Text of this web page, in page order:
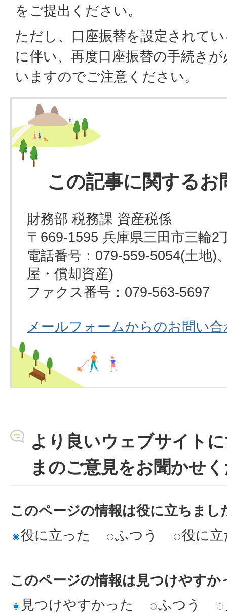
をご提出ください。
ただし、口座振替を設定されて
に伴い、再度口座振替の手続き
いますのでご注意ください。
この記事に関するお
財務部 税務課 資産税係
〒669-1595 兵庫県三田市三輪2
電話番号：079-559-5054(土地)
屋・償却資産)
ファクス番号：079-563-5697
メールフォームからのお問い
より良いウェブサイト
まのご意見をお聞かせ
このページの情報は役に立ちまし
役に立った
ふつう 役に
このページの情報は見つけやすか
見つけやすかった
ふつう